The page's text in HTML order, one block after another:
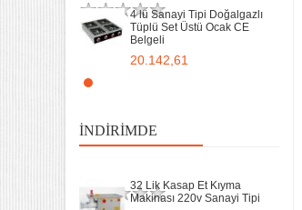
4 lü Sanayi Tipi Doğalgazlı
Tüplü Set Üstü Ocak CE
Belgeli
20.142,61
9.400,00
İNDIRIMDE
6.203,60
70 Cm Yarı oluklu Doğalgazlı
Tüplü Ce Belgeli Döküm
Izgara
Makinesi Yatık Kazan
Devirmeli Tekerlekli Ozay
32 Lik Kasap Et Kıyma
Makinası 220v Sanayi Tipi